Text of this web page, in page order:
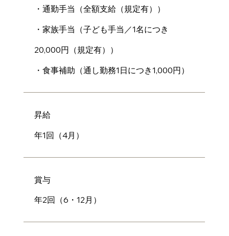
・通勤手当（全額支給（規定有））
・家族手当（子ども手当／1名につき
20,000円（規定有））
・食事補助（通し勤務1日につき1,000円）
昇給
年1回（4月）
賞与
年2回（6・12月）